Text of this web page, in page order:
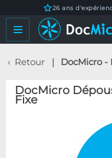
26 ans
Retour DocMicro -
DocMicro
Fixe